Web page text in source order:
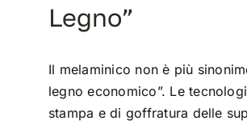
Legno”
Il melaminico non è più
legno economico”. Le
stampa e di goffratura delle